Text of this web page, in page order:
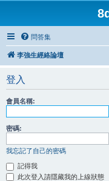
問答集
李強生經絡論壇
登入
會員名稱:
密碼:
我忘記了自己的密碼
記得我
此次登入請隱藏我的上線狀態